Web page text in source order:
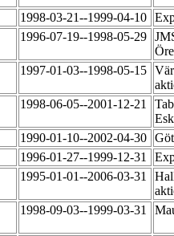
1998-03-21--1999-04-10
1996-07-19--1998-05-29
1997-01-03--1998-05-15
1998-06-05--2001-12-21
1990-01-10--2002-04-30
1996-01-27--1999-12-31
1995-01-01--2006-03-31
1998-09-03--1999-03-31